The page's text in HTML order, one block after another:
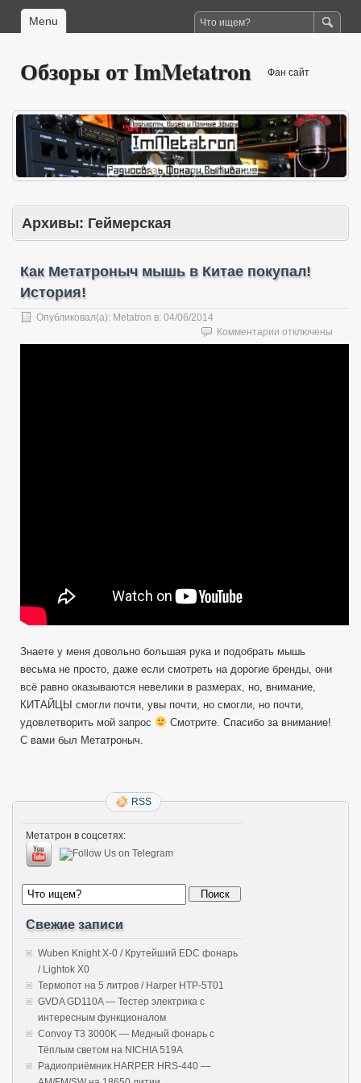
Menu
Обзоры от ImMetatron Фан сайт
Архивы: Геймерская
Как Метатроныч мышь в Китае покупал!
История!
Опубликовал(а): Metatron в: 04/06/2014
Комментарии к
записи
отключены
Знаете у меня довольно большая рука и подобрать мышь
весьма не просто, даже если смотреть на дорогие бренды, они
всё равно оказываются невелики в размерах, но, внимание,
КИТАЙЦЫ смогли почти, увы почти, но смогли, но почти,
удовлетворить мой запрос
Смотрите. Спасибо за внимание!
С вами был Метатроныч.
RSS
Метатрон в соцсетях:
Свежие записи
Wuben Knight X-0 / Крутейший EDC фонарь
/ Lightok X0
Термопот на 5 литров / Harper HTP-5T01
GVDA GD110A — Тестер электрика с
интересным функционалом
Convoy T3 3000K — Медный фонарь с
Тёплым светом на NICHIA 519A
Радиоприёмник HARPER HRS-440 —